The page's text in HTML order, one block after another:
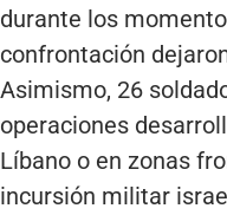
durante los
confrontación
Asimismo, 26
operaciones
Líbano o en zonas
incursión militar